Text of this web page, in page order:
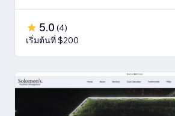
5.0 (4)
เริ่มต้นที่ $200